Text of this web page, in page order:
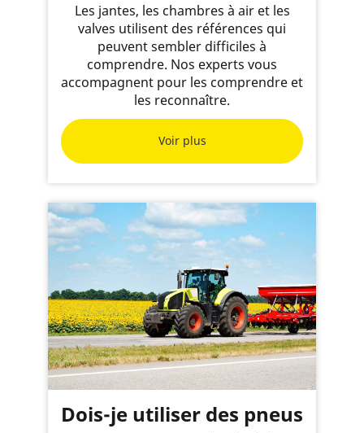
Les jantes, les chambres à air et les
valves utilisent des références qui
peuvent sembler difficiles à
comprendre. Nos experts vous
accompagnent pour les comprendre et
les reconnaître.
Voir plus
Dois-je utiliser des pneus